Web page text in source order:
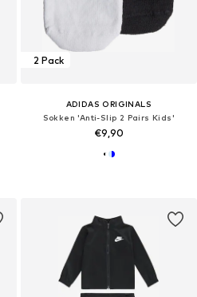
2 Pack
ADIDAS ORIGINALS
Sokken 'Anti-Slip 2 Pairs Kids'
€9,90